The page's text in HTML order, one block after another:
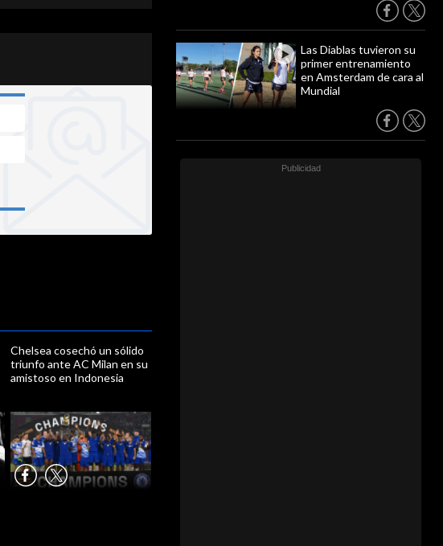
Las Diablas tuvieron su
primer entrenamiento
en Amsterdam de cara al
Mundial
Chelsea cosechó un sólido
triunfo ante AC Milan en su
amistoso en Indonesia